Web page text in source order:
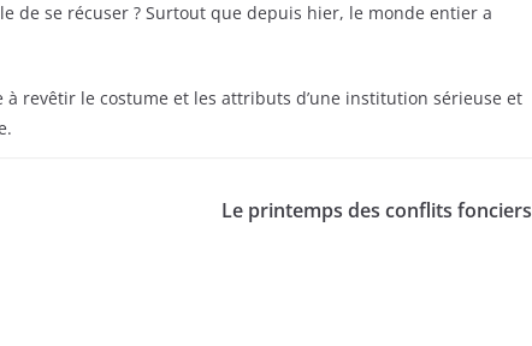
de se récuser ? Surtout que depuis hier, le monde entier a
à revêtir le costume et les attributs d’une institution sérieuse et
Le printemps des conflits fonciers